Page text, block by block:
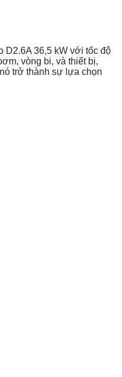
D2.6A 36,5 kW với tốc độ
vòng bi, và thiết bị,
trở thành sự lựa chọn